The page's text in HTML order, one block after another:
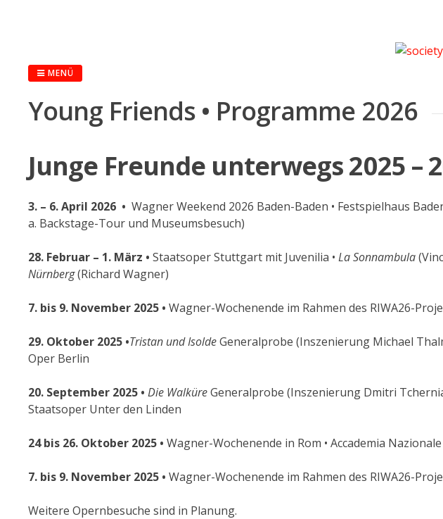
MENÜ
Young Friends • Programme 2026
Junge Freunde unterwegs 2025 –
3. – 6. April 2026 • Wagner Weekend 2026 Baden-Baden • Festspielhaus
a. Backstage-Tour und Museumsbesuch)
28. Februar – 1. März • Staatsoper Stuttgart mit Juvenilia • La Sonnambula
Nürnberg(Richard Wagner)
7. bis 9. November 2025 • Wagner-Wochenende im Rahmen des RIWA26-
29. Oktober 2025 •Tristan und IsoldeGeneralprobe (Inszenierung Michael
Oper Berlin
20. September 2025 • Die WalküreGeneralprobe (Inszenierung Dmitri
Staatsoper Unter den Linden
24 bis 26. Oktober 2025 • Wagner-Wochenende in Rom • Accademia Nazionale
7. bis 9. November 2025 • Wagner-Wochenende im Rahmen des RIWA26-
Weitere Opernbesuche sind in Planung.